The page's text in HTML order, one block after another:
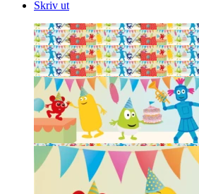
Skriv ut